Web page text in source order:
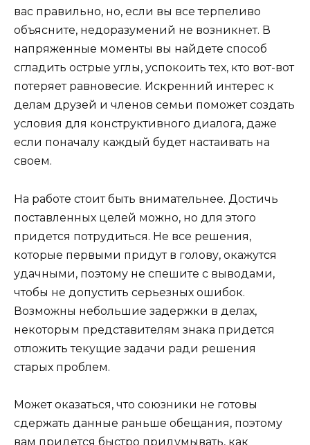
вас правильно, но, если вы все терпеливо
объясните, недоразумений не возникнет. В
напряженные моменты вы найдете способ
сгладить острые углы, успокоить тех, кто вот-вот
потеряет равновесие. Искренний интерес к
делам друзей и членов семьи поможет создать
условия для конструктивного диалога, даже
если поначалу каждый будет настаивать на
своем.
На работе стоит быть внимательнее. Достичь
поставленных целей можно, но для этого
придется потрудиться. Не все решения,
которые первыми придут в голову, окажутся
удачными, поэтому не спешите с выводами,
чтобы не допустить серьезных ошибок.
Возможны небольшие задержки в делах,
некоторым представителям знака придется
отложить текущие задачи ради решения
старых проблем.
Может оказаться, что союзники не готовы
сдержать данные раньше обещания, поэтому
вам придется быстро придумывать, как